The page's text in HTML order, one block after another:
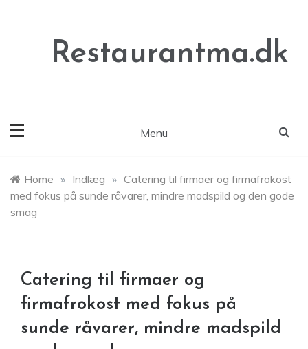
Restaurantma.dk
Menu
Home » Indlæg » Catering til firmaer og firmafrokost
med fokus på sunde råvarer, mindre madspild og den gode
smag
Catering til firmaer og
firmafrokost med fokus på
sunde råvarer, mindre madspild